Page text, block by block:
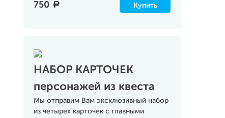
750 a Купить
НАБОР КАРТОЧЕК
персонажей из квеста
Мы отправим Вам эксклюзивный набор
из четырех карточек с главными